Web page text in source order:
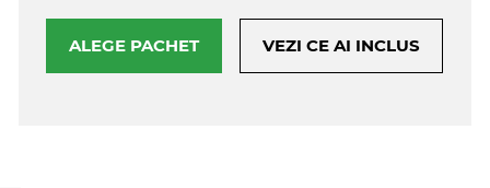
ALEGE PACHET VEZI CE AI INCLUS